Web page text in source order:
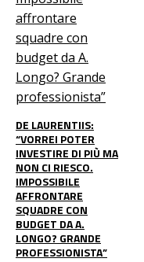
DE LAURENTIIS:
“VORREI POTER
INVESTIRE DI PIÙ MA
NON CI RIESCO.
IMPOSSIBILE
AFFRONTARE
SQUADRE CON
BUDGET DA A.
LONGO? GRANDE
PROFESSIONISTA”